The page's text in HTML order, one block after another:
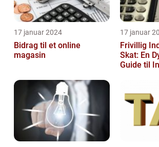
17 januar 2024
Bidrag til et online
magasin
17 januar
Frivillig
Skat: En
Guide til